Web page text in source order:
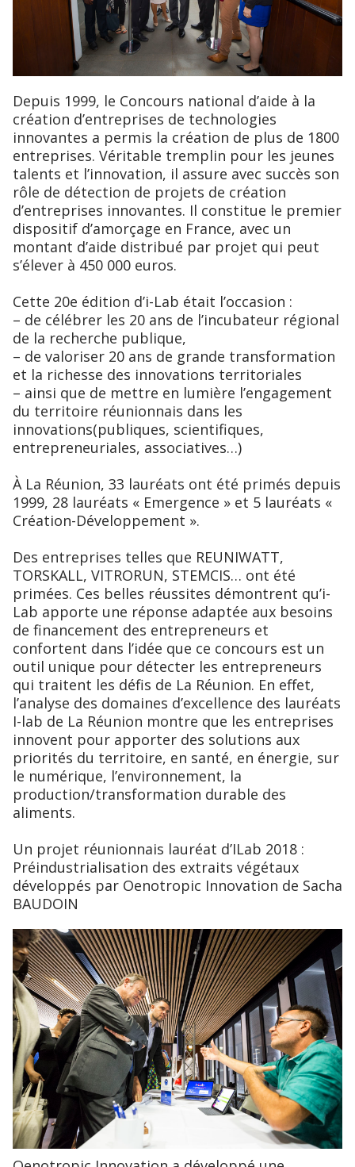
Depuis 1999, le Concours national d’aide à la
création d’entreprises de technologies
innovantes a permis la création de plus de 1800
entreprises. Véritable tremplin pour les jeunes
talents et l’innovation, il assure avec succès son
rôle de détection de projets de création
d’entreprises innovantes. Il constitue le premier
dispositif d’amorçage en France, avec un
montant d’aide distribué par projet qui peut
s’élever à 450 000 euros.
Cette 20e édition d’i-Lab était l’occasion :
– de célébrer les 20 ans de l’incubateur régional
de la recherche publique,
– de valoriser 20 ans de grande transformation
et la richesse des innovations territoriales
– ainsi que de mettre en lumière l’engagement
du territoire réunionnais dans les
innovations(publiques, scientifiques,
entrepreneuriales, associatives…)
À La Réunion, 33 lauréats ont été primés depuis
1999, 28 lauréats « Emergence » et 5 lauréats «
Création-Développement ».
Des entreprises telles que REUNIWATT,
TORSKALL, VITRORUN, STEMCIS… ont été
primées. Ces belles réussites démontrent qu’i-
Lab apporte une réponse adaptée aux besoins
de financement des entrepreneurs et
confortent dans l’idée que ce concours est un
outil unique pour détecter les entrepreneurs
qui traitent les défis de La Réunion. En effet,
l’analyse des domaines d’excellence des lauréats
I-lab de La Réunion montre que les entreprises
innovent pour apporter des solutions aux
priorités du territoire, en santé, en énergie, sur
le numérique, l’environnement, la
production/transformation durable des
aliments.
Un projet réunionnais lauréat d’ILab 2018 :
Préindustrialisation des extraits végétaux
développés par Oenotropic Innovation de Sacha
BAUDOIN